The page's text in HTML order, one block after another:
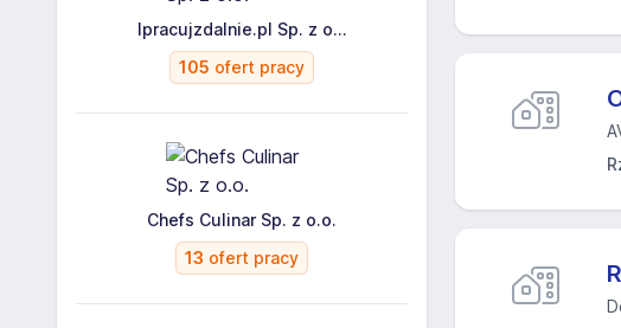
Ipracujzdalnie.pl Sp. z o...
105 ofert pracy
Chefs Culinar Sp. z o.o.
13 ofert pracy